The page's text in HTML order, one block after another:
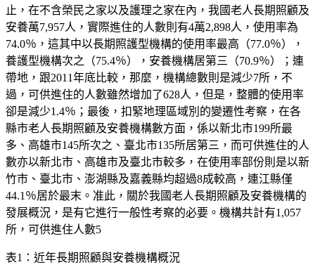
止，在不含榮民之家以及護理之家在內，我國老人長期照顧及
安養萬7,957人，實際進住的人數則有4萬2,898人，使用率為
74.0％，這其中以長期照護型機構的使用率最高（77.0％），
養護型機構次之（75.4％），安養機構居第三（70.9％）；連
帶地，跟2011年底比較，那麼，機構總數則是減少7所，不
過，可供進住的人數雖然增加了628人，但是，整體的使用率
卻是減少1.4％；最後，扣緊地理區域別的變遷性考察，在各
縣市老人長期照顧及安養機構數方面，係以新北市199所最
多、高雄市145所次之、臺北市135所居第三，而可供進住的人
數亦以新北市、高雄市及臺北市較多，在使用率部份則是以新
竹市、臺北市、澎湖縣及嘉義縣均超過8成較高，連江縣僅
44.1％居於最末。准此， 關於我國老人長期照顧及安養機構的
發展概況，是有它進行一般性考察的必要。 機構共計有1,057
所，可供進住人數5
表1：近年長期照顧與安養機構概況